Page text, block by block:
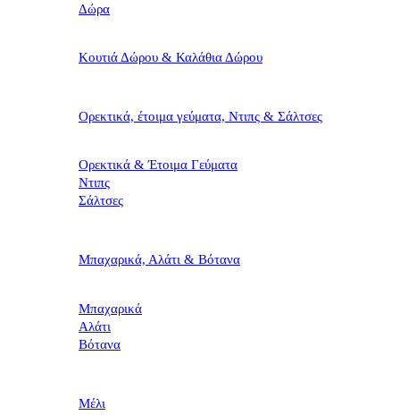
Δώρα
Κουτιά Δώρου & Καλάθια Δώρου
Ορεκτικά, έτοιμα γεύματα, Ντιπς & Σάλτσες
Ορεκτικά & Έτοιμα Γεύματα
Ντιπς
Σάλτσες
Μπαχαρικά, Αλάτι & Βότανα
Μπαχαρικά
Αλάτι
Βότανα
Μέλι